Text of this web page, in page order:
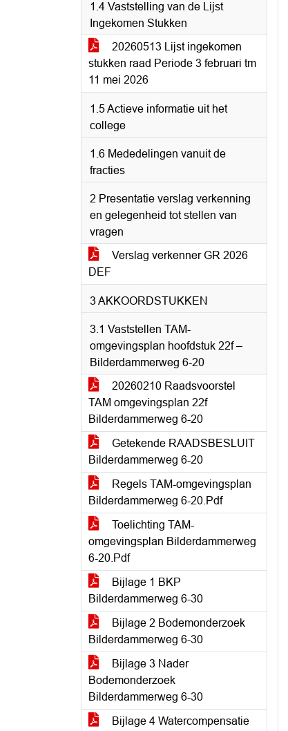
1.4 Vaststelling van de Lijst
Ingekomen Stukken
20260513 Lijst ingekomen
stukken raad Periode 3 februari tm
11 mei 2026
1.5 Actieve informatie uit het
college
1.6 Mededelingen vanuit de
fracties
2 Presentatie verslag verkenning
en gelegenheid tot stellen van
vragen
Verslag verkenner GR 2026
DEF
3 AKKOORDSTUKKEN
3.1 Vaststellen TAM-
omgevingsplan hoofdstuk 22f –
Bilderdammerweg 6-20
20260210 Raadsvoorstel
TAM omgevingsplan 22f
Bilderdammerweg 6-20
Getekende RAADSBESLUIT
Bilderdammerweg 6-20
Regels TAM-omgevingsplan
Bilderdammerweg 6-20.Pdf
Toelichting TAM-
omgevingsplan Bilderdammerweg
6-20.Pdf
Bijlage 1 BKP
Bilderdammerweg 6-30
Bijlage 2 Bodemonderzoek
Bilderdammerweg 6-30
Bijlage 3 Nader
Bodemonderzoek
Bilderdammerweg 6-30
Bijlage 4 Watercompensatie